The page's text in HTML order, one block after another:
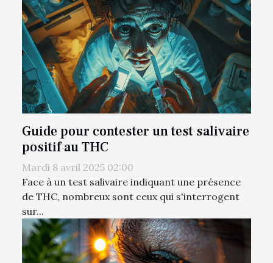
Guide pour contester un test salivaire
positif au THC
Mardi 8 avril 2025 02:00
Face à un test salivaire indiquant une présence
de THC, nombreux sont ceux qui s'interrogent
sur...